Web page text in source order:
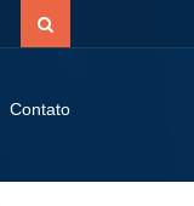
Contato